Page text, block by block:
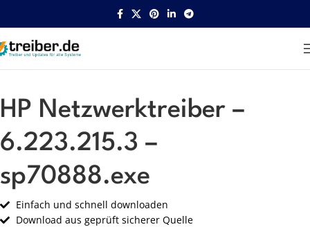
Startseite HP Netzwerk
HP Netzwerktreiber –
6.223.215.3 –
sp70888.exe
Einfach und schnell downloaden
Download aus geprüft sicherer Quelle